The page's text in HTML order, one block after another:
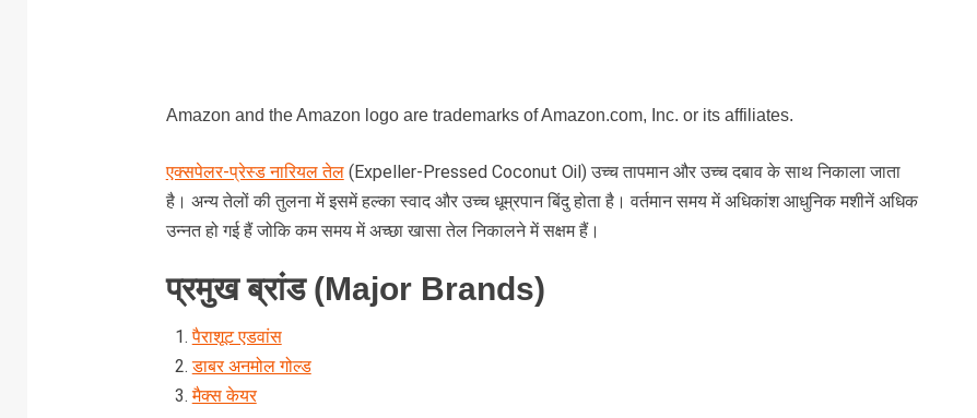
Amazon and the Amazon logo are trademarks of Amazon.com, Inc. or its affiliates.
एक्सपेलर-प्रेस्ड नारियल तेल(Expeller-Pressed Coconut Oil) उच्च तापमान और उच्च दबाव के साथ निकाला जाता
है। अन्य तेलों की तुलना में इसमें हल्का स्वाद और उच्च धूम्रपान बिंदु होता है। वर्तमान समय में अधिकांश आधुनिक मशीनें अधिक
उन्नत हो गई हैं जोकि कम समय में अच्छा खासा तेल निकालने में सक्षम हैं।
प्रमुख ब्रांड (Major Brands)
पैराशूट एडवांस
डाबर अनमोल गोल्ड
मैक्स केयर